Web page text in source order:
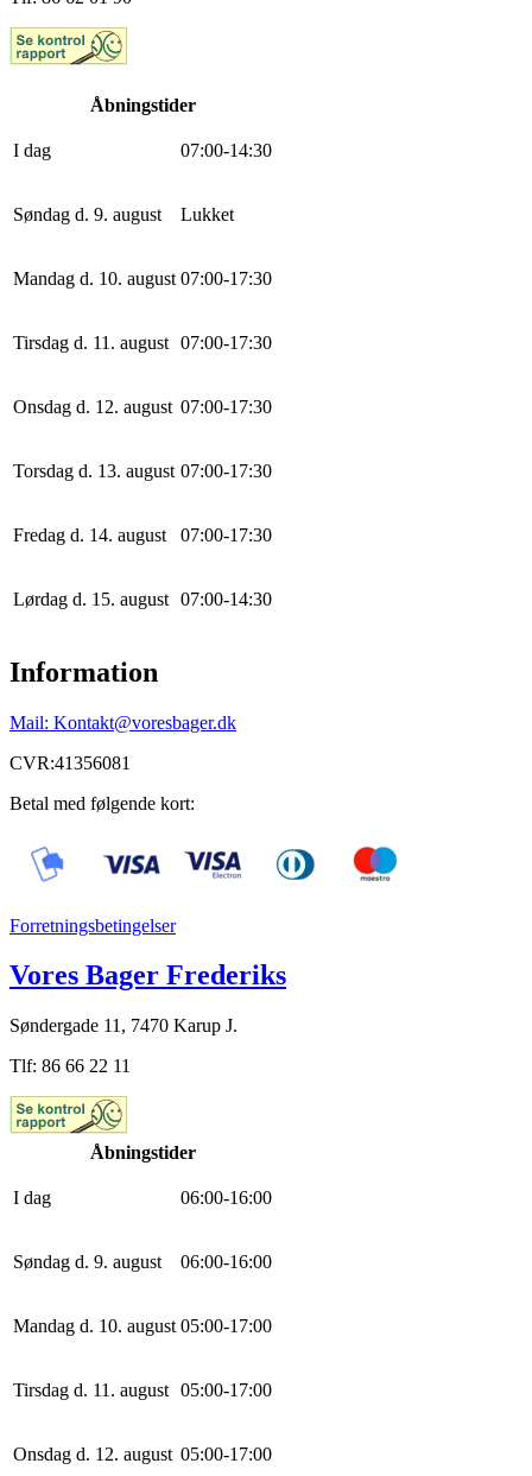
Åbningstider
I dag 07:00-14:30
Søndag d. 9. august Lukket
Mandag d. 10. august 07:00-17:30
Tirsdag d. 11. august 07:00-17:30
Onsdag d. 12. august 07:00-17:30
Torsdag d. 13. august 07:00-17:30
Fredag d. 14. august 07:00-17:30
Lørdag d. 15. august 07:00-14:30
Information
Mail: Kontakt@voresbager.dk
CVR:41356081
Betal med følgende kort:
Forretningsbetingelser
Vores Bager Frederiks
Søndergade 11, 7470 Karup J.
Tlf: 86 66 22 11
Åbningstider
I dag 06:00-16:00
Søndag d. 9. august 06:00-16:00
Mandag d. 10. august 05:00-17:00
Tirsdag d. 11. august 05:00-17:00
Onsdag d. 12. august 05:00-17:00